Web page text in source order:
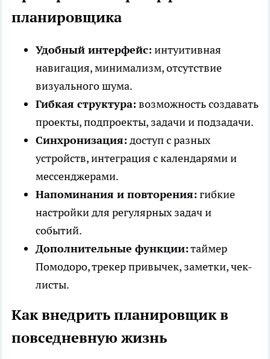
планировщика
Удобный интерфейс: интуитивная
навигация, минимализм, отсутствие
визуального шума.
Гибкая структура: возможность создавать
проекты, подпроекты, задачи и подзадачи.
Синхронизация: доступ с разных
устройств, интеграция с календарями и
мессенджерами.
Напоминания и повторения: гибкие
настройки для регулярных задач и
событий.
Дополнительные функции:таймер
Помодоро, трекер привычек, заметки, чек-
листы.
Как внедрить планировщик в
повседневную жизнь